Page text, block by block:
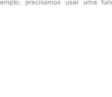
precisamos usar uma